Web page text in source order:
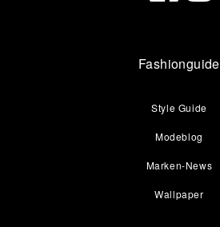
Fashionguide
Style Guide
Modeblog
Marken-News
Wallpaper